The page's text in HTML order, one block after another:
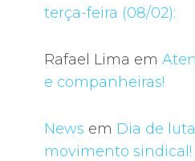
terça-feira (08/02):
Rafael Lima em
e companheiras!
News em Dia de
movimento sindical!